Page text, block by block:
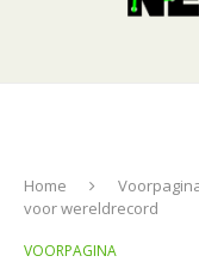
Home
voor wereldrecord
VOORPAGINA